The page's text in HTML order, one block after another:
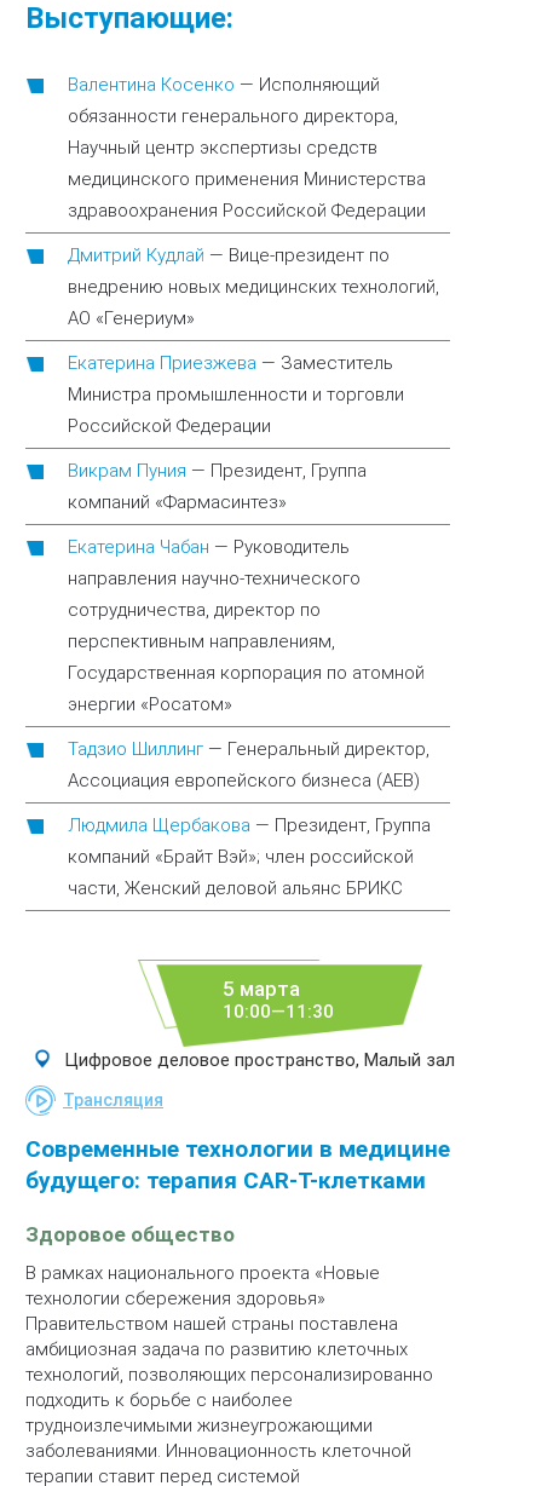
Выступающие:
Валентина Косенко — Исполняющий
обязанности генерального директора,
Научный центр экспертизы средств
медицинского применения Министерства
здравоохранения Российской Федерации
Дмитрий Кудлай — Вице-президент по
внедрению новых медицинских технологий,
АО «Генериум»
Екатерина Приезжева — Заместитель
Министра промышленности и торговли
Российской Федерации
Викрам Пуния — Президент, Группа
компаний «Фармасинтез»
Екатерина Чабан — Руководитель
направления научно-технического
сотрудничества, директор по
перспективным направлениям,
Государственная корпорация по атомной
энергии «Росатом»
Тадзио Шиллинг — Генеральный директор,
Ассоциация европейского бизнеса (АЕВ)
Людмила Щербакова — Президент, Группа
компаний «Брайт Вэй»; член российской
части, Женский деловой альянс БРИКС
5 марта
10:00—11:30
Цифровое деловое пространство, Малый зал
Трансляция
Современные технологии в медицине
будущего: терапия CAR-T-клетками
Здоровое общество
В рамках национального проекта «Новые
технологии сбережения здоровья»
Правительством нашей страны поставлена
амбициозная задача по развитию клеточных
технологий, позволяющих персонализированно
подходить к борьбе с наиболее
трудноизлечимыми жизнеугрожающими
заболеваниями. Инновационность клеточной
терапии ставит перед системой